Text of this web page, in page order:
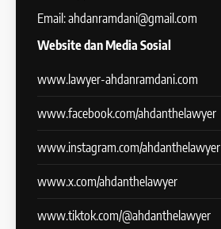
Email: ahdanramdani@gmail.com
Website dan Media Sosial
www.lawyer-ahdanramdani.com
www.facebook.com/ahdanthelawyer
www.instagram.com/ahdanthelawyer
www.x.com/ahdanthelawyer
www.tiktok.com/@ahdanthelawyer